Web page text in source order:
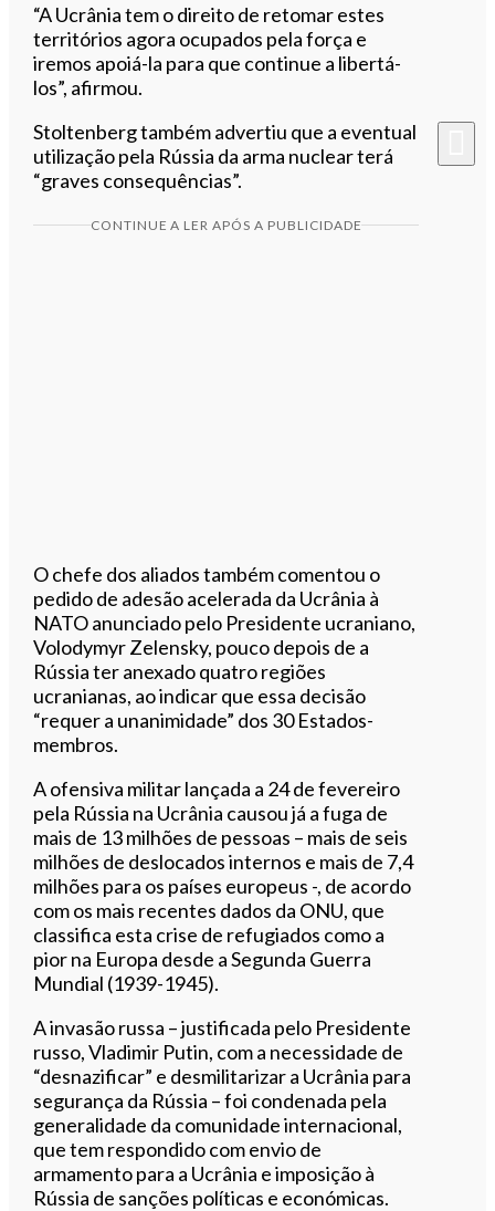
“A Ucrânia tem o direito de retomar estes
territórios agora ocupados pela força e
iremos apoiá-la para que continue a libertá-
los”, afirmou.
Stoltenberg também advertiu que a eventual
utilização pela Rússia da arma nuclear terá
“graves consequências”.
CONTINUE A LER APÓS A PUBLICIDADE
O chefe dos aliados também comentou o
pedido de adesão acelerada da Ucrânia à
NATO anunciado pelo Presidente ucraniano,
Volodymyr Zelensky, pouco depois de a
Rússia ter anexado quatro regiões
ucranianas, ao indicar que essa decisão
“requer a unanimidade” dos 30 Estados-
membros.
A ofensiva militar lançada a 24 de fevereiro
pela Rússia na Ucrânia causou já a fuga de
mais de 13 milhões de pessoas – mais de seis
milhões de deslocados internos e mais de 7,4
milhões para os países europeus -, de acordo
com os mais recentes dados da ONU, que
classifica esta crise de refugiados como a
pior na Europa desde a Segunda Guerra
Mundial (1939-1945).
A invasão russa – justificada pelo Presidente
russo, Vladimir Putin, com a necessidade de
“desnazificar” e desmilitarizar a Ucrânia para
segurança da Rússia – foi condenada pela
generalidade da comunidade internacional,
que tem respondido com envio de
armamento para a Ucrânia e imposição à
Rússia de sanções políticas e económicas.